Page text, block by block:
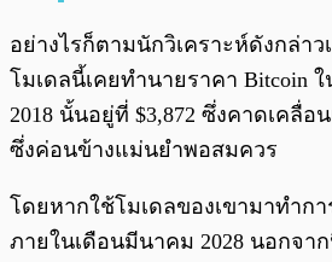
อย่างไรก็ตามนักวิเคราะห์ดังกล่า
โมเดลนี้เคยทำนายราคา Bitcoin
2018 นั้นอยู่ที่ $3,872 ซึ่งคาดเคลื่
ซึ่งค่อนข้างแม่นยำพอสมควร
โดยหากใช้โมเดลของเขามาทำก
ภายในเดือนมีนาคม 2028 นอกจา